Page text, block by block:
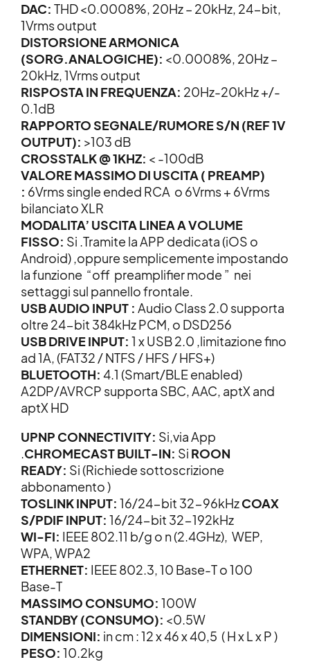
DAC: THD <0.0008%, 20Hz – 20kHz, 24-bit,
1Vrms output
DISTORSIONE ARMONICA
(SORG.ANALOGICHE): <0.0008%, 20Hz –
20kHz, 1Vrms output
RISPOSTA IN FREQUENZA: 20Hz-20kHz +/-
0.1dB
RAPPORTO SEGNALE/RUMORE S/N (REF 1V
OUTPUT): >103 dB
CROSSTALK @ 1KHZ: < -100dB
VALORE MASSIMO DI USCITA ( PREAMP)
: 6Vrms single ended RCA o 6Vrms + 6Vrms
bilanciato XLR
MODALITA’ USCITA LINEA A VOLUME
FISSO: Si .Tramite la APP dedicata (iOS o
Android) ,oppure semplicemente impostando
la funzione “off preamplifier mode ” nei
settaggi sul pannello frontale.
USB AUDIO INPUT : Audio Class 2.0 supporta
oltre 24-bit 384kHz PCM, o DSD256
USB DRIVE INPUT: 1 x USB 2.0 ,limitazione fino
ad 1A, (FAT32 / NTFS / HFS / HFS+)
BLUETOOTH: 4.1 (Smart/BLE enabled)
A2DP/AVRCP supporta SBC, AAC, aptX and
aptX HD
UPNP CONNECTIVITY: Si,via App
.CHROMECAST BUILT-IN: Si ROON
READY: Si (Richiede sottoscrizione
abbonamento )
TOSLINK INPUT: 16/24-bit 32-96kHzCOAX
S/PDIF INPUT: 16/24-bit 32-192kHz
WI-FI: IEEE 802.11 b/g o n (2.4GHz), WEP,
WPA, WPA2
ETHERNET: IEEE 802.3, 10 Base-T o 100
Base-T
MASSIMO CONSUMO: 100W
STANDBY (CONSUMO): <0.5W
DIMENSIONI: in cm : 12 x 46 x 40,5 ( H x L x P )
PESO: 10.2kg